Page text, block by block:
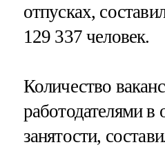
отпусках,
129 337 человек.
Количество
работодателями
занятости,